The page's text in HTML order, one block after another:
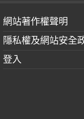
網站著作權聲明
隱私權及網站安全
登入